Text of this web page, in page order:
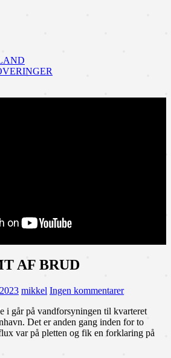
AF BRUD
mikkel Ingen kommentarer
går på vandforsyningen til kvarteret
Det er anden gang inden for to
var på pletten og fik en forklaring på